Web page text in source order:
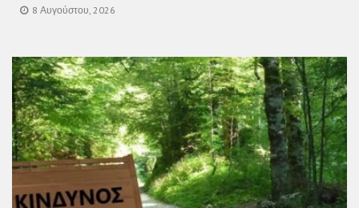
8 Αυγούστου, 2026